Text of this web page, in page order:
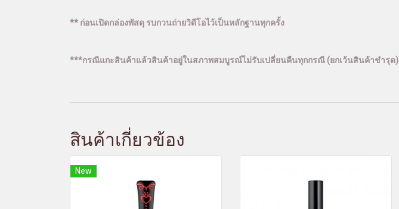
** ก่อนเปิดกล่องพัสดุ รบกวนถ่ายวิดีโอไว้เป็นหลักฐานทุกครั้ง
***กรณีแกะสินค้าแล้วสินค้าอยู่ในสภาพสมบูรณ์ไม่รับเปลี่ยนคืนทุกกรณี (ยกเว้นสินค้าชำรุด)
สินค้าเกี่ยวข้อง
New